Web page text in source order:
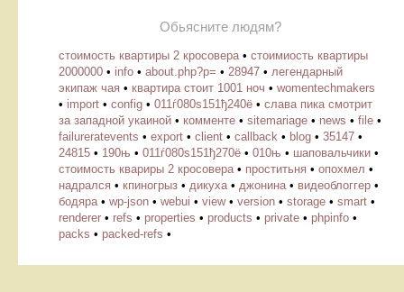
Обьясните людям?
стоимость квартиры 2 кросовера • стоимиость квартиры
2000000 • info • about.php?p= • 28947 • легендарный
экипаж чая • квартира стоит 1001 ноч • womentechmakers
• import • config • 011ѓ080ѕ151ђ240ё • слава пика смотрит
за западной укаиной • комменте • sitemariage • news • file •
failureratevents • export • client • callback • blog • 35147 •
24815 • 190њ • 011ѓ080ѕ151ђ270ё • 010њ • шаповальчики •
стоимость квариры 2 кросовера • проститьня • опохмел •
надрался • кпиногрыз • дикуха • джонина • видеоблоггер •
бодяра • wp-json • webui • view• version • storage • smart •
renderer • refs • properties • products • private • phpinfo •
packs • packed-refs •